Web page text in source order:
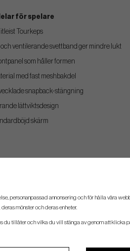
för spelare
Tourkeps
ventilerande svettband ger mindre lukt
som håller formen
med fast meshbakdel
snapback-stängning
lättviktsdesign
skärm
personanpassad annonsering och för hålla våra
mönster och deras enheter.
tillåter och vilka du vill stänga av genom att klicka